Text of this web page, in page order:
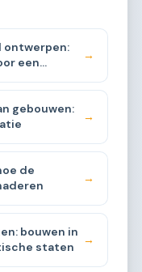
ontwerpen:
een
→
gebouwen:
→
de
→
bouwen in
staten
→